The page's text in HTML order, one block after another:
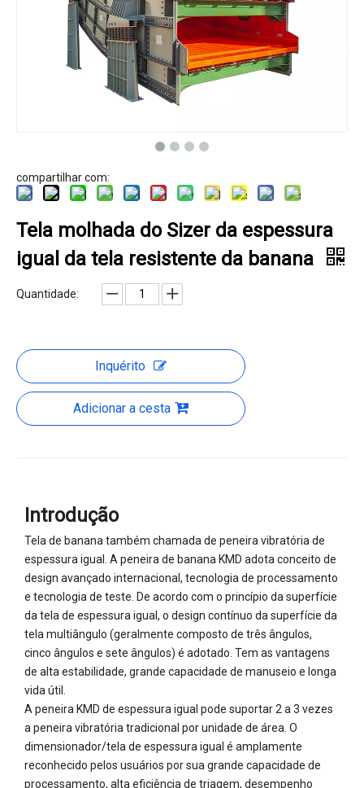
compartilhar com:
Tela molhada do Sizer da espessura
igual da tela resistente da banana
Quantidade:
Inquérito
Adicionar a cesta
Introdução
Tela de banana também chamada de peneira vibratória de
espessura igual. A peneira de banana KMD adota conceito de
design avançado internacional, tecnologia de processamento
e tecnologia de teste. De acordo com o princípio da superfície
da tela de espessura igual, o design contínuo da superfície da
tela multiângulo (geralmente composto de três ângulos,
cinco ângulos e sete ângulos) é adotado. Tem as vantagens
de alta estabilidade, grande capacidade de manuseio e longa
vida útil.
A peneira KMD de espessura igual pode suportar 2 a 3 vezes
a peneira vibratória tradicional por unidade de área. O
dimensionador/tela de espessura igual é amplamente
reconhecido pelos usuários por sua grande capacidade de
processamento, alta eficiência de triagem, desempenho